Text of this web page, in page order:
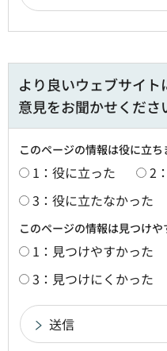
より良いウェブサイ
意見をお聞かせくださ
このページの情報は役に立ち
1：役に立った
2
3：役に立たなかった
このページの情報は見つけや
1：見つけやすかった
3：見つけにくかった